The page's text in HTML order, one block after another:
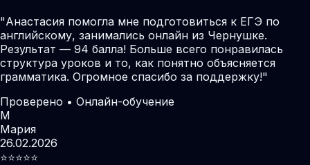
"Анастасия помогла мне подготовиться к ЕГЭ по
английскому, занимались онлайн из Чернушке.
Результат — 94 балла! Больше всего понравилась
структура уроков и то, как понятно объясняется
грамматика. Огромное спасибо за поддержку!"
Проверено • Онлайн-обучение
М
Мария
26.02.2026
⭐️⭐️⭐️⭐️⭐️